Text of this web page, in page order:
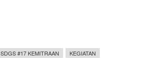
SDGS #17 KEMITRAAN
KEGIATAN